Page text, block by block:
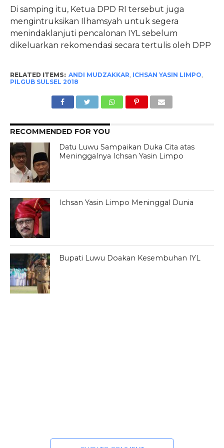
Di samping itu, Ketua DPD RI tersebut juga
mengintruksikan Ilhamsyah untuk segera
menindaklanjuti pencalonan IYL sebelum
dikeluarkan rekomendasi secara tertulis oleh DPP
RELATED ITEMS: ANDI MUDZAKKAR, ICHSAN YASIN LIMPO,
PILGUB SULSEL 2018
RECOMMENDED FOR YOU
Datu Luwu Sampaikan Duka Cita atas
Meninggalnya Ichsan Yasin Limpo
Ichsan Yasin Limpo Meninggal Dunia
Bupati Luwu Doakan Kesembuhan IYL